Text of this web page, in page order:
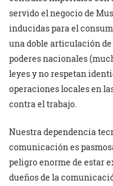
servido el negocio de
inducidas para el
una doble articulación
poderes nacionales
leyes y no respetan
operaciones locales en
contra el trabajo.
Nuestra dependencia
comunicación es
peligro enorme de estar
dueños de la